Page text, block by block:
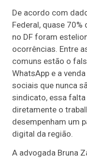
De acordo com
Federal, quase
no DF foram
ocorrências. Entre
comuns estão o
WhatsApp e a
sociais que nunca
sindicato, essa
diretamente o
desempenham um
digital da região.
A advogada Bruna